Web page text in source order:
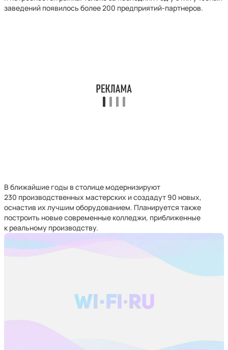
заведений появилось более 200 предприятий-партнеров.
В ближайшие годы в столице модернизируют
230 производственных мастерских и создадут 90 новых,
оснастив их лучшим оборудованием. Планируется также
построить новые современные колледжи, приближенные
к реальному производству.